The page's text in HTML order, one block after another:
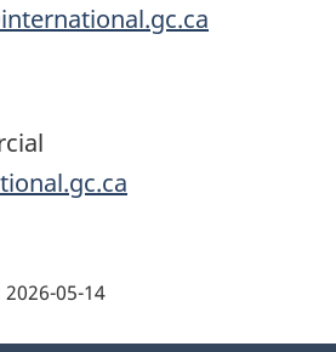
2026-05-14